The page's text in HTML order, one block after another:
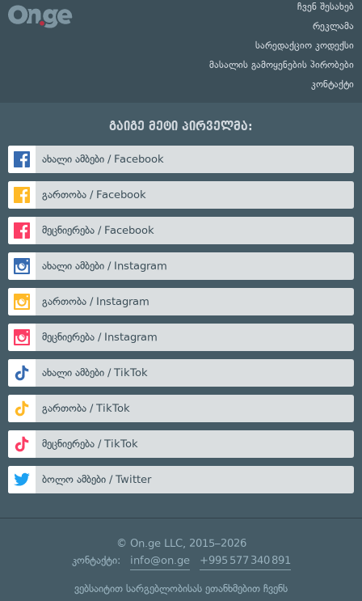
ჩვენ შესახებ
რეკლამა
სარედაქციო კოდექსი
მასალის გამოყენების პირობები
კონტაქტი
გაიგე მეტი პირველმა:
ახალი ამბები / Facebook
გართობა / Facebook
მეცნიერება / Facebook
ახალი ამბები / Instagram
გართობა / Instagram
მეცნიერება / Instagram
ახალი ამბები / TikTok
გართობა / TikTok
მეცნიერება / TikTok
ბოლო ამბები / Twitter
© On.ge LLC, 2015–2026
კონტაქტი: info@on.ge +995 577 340 891
ვებსაიტით სარგებლობისას ეთანხმებით ჩვენს